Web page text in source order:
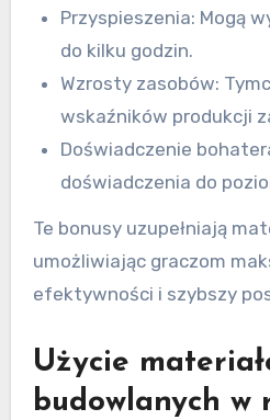
Przyspieszenia: Mogą
do kilku godzin.
Wzrosty zasobów:
wskaźników produkcji
Doświadczenie
doświadczenia do
Te bonusy uzupełniają
umożliwiając graczom
efektywności i szybszy
Użycie
budowlanych w